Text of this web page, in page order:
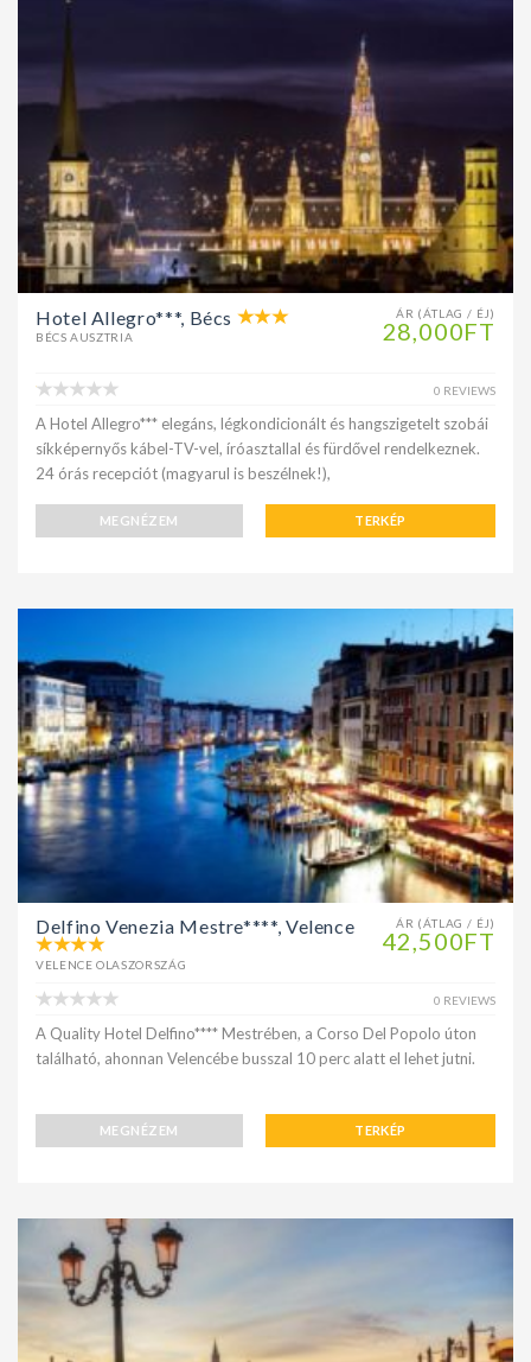
ÁR (ÁTLAG / ÉJ)
28,000FT
Hotel Allegro***, Bécs
BÉCS AUSZTRIA
0 REVIEWS
A Hotel Allegro*** elegáns, légkondicionált és hangszigetelt szobái
síkképernyős kábel-TV-vel, íróasztallal és fürdővel rendelkeznek.
24 órás recepciót (magyarul is beszélnek!),
MEGNÉZEM TERKÉP
ÁR (ÁTLAG / ÉJ)
42,500FT
Delfino Venezia Mestre****, Velence
VELENCE OLASZORSZÁG
0 REVIEWS
A Quality Hotel Delfino**** Mestrében, a Corso Del Popolo úton
található, ahonnan Velencébe busszal 10 perc alatt el lehet jutni.
MEGNÉZEM TERKÉP